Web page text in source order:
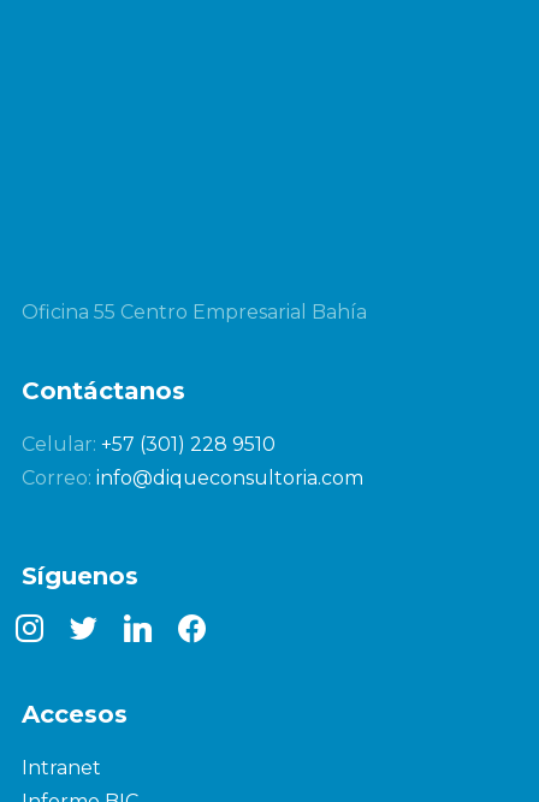
Oficina 55 Centro Empresarial Bahía
Contáctanos
Celular: +57 (301) 228 9510
Correo: info@diqueconsultoria.com
Síguenos
instagramtwitterlinkedinfacebook
Accesos
Intranet